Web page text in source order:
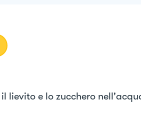
lievito e lo zucchero